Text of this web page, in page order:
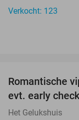
Verkocht: 123
Romantische
evt. early
Het Gelukshuis